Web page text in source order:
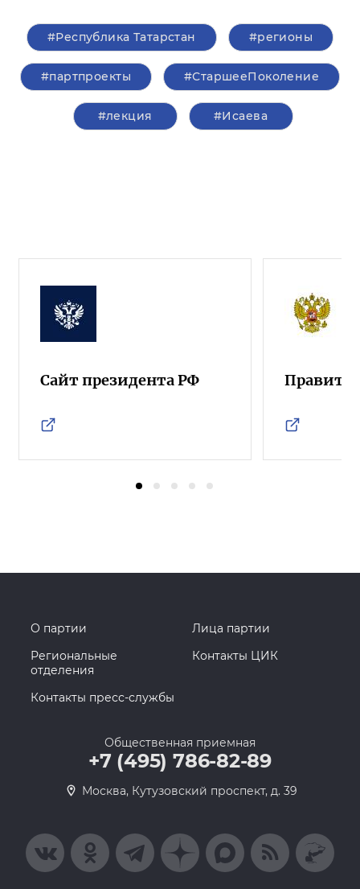
#Республика Татарстан #регионы
#партпроекты #СтаршееПоколение
#лекция #Исаева
Сайт президента РФ
О партии
Лица партии
Региональные
отделения
Контакты ЦИК
Контакты пресс-службы
Общественная приемная
+7 (495) 786-82-89
Москва, Кутузовский проспект, д. 39